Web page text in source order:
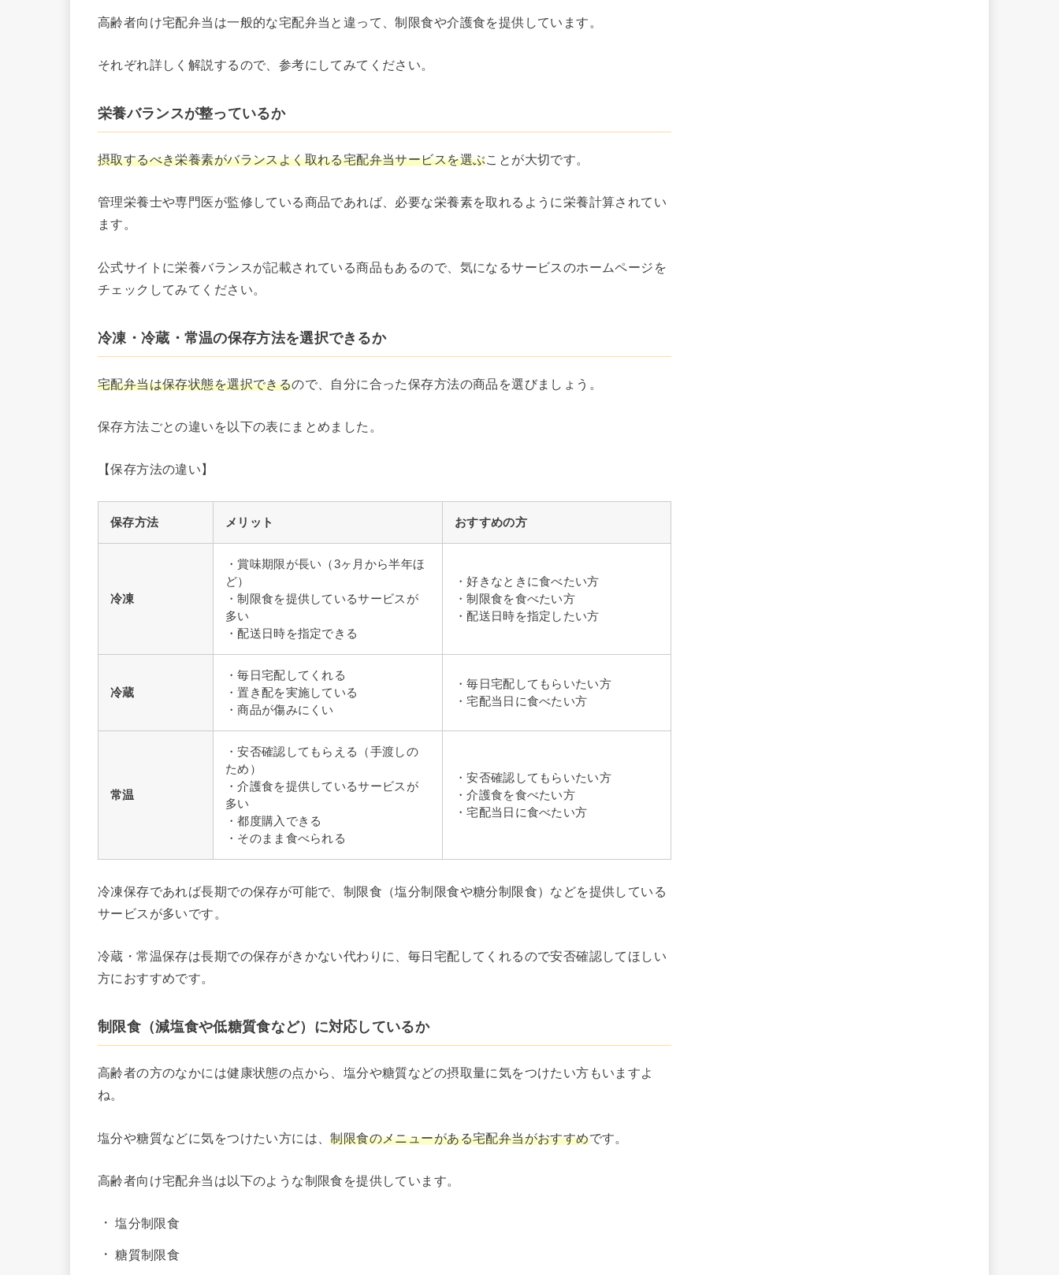
高齢者向け宅配弁当は一般的な宅配弁当と違って、制限食や介護食を提供しています。
それぞれ詳しく解説するので、参考にしてみてください。
栄養バランスが整っているか
摂取するべき栄養素がバランスよく取れる宅配弁当サービスを選ぶことが大切です。
管理栄養士や専門医が監修している商品であれば、必要な栄養素を取れるように栄養計算されてい
ます。
公式サイトに栄養バランスが記載されている商品もあるので、気になるサービスのホームページを
チェックしてみてください。
冷凍・冷蔵・常温の保存方法を選択できるか
宅配弁当は保存状態を選択できるので、自分に合った保存方法の商品を選びましょう。
保存方法ごとの違いを以下の表にまとめました。
【保存方法の違い】
保存方法 メリット おすすめの方
冷凍
・賞味期限が長い（3ヶ月から半年ほ
ど）
・制限食を提供しているサービスが
多い
・配送日時を指定できる
・好きなときに食べたい方
・制限食を食べたい方
・配送日時を指定したい方
冷蔵
・毎日宅配してくれる
・置き配を実施している
・商品が傷みにくい
・毎日宅配してもらいたい方
・宅配当日に食べたい方
常温
・安否確認してもらえる（手渡しの
ため）
・介護食を提供しているサービスが
多い
・都度購入できる
・そのまま食べられる
・安否確認してもらいたい方
・介護食を食べたい方
・宅配当日に食べたい方
冷凍保存であれば長期での保存が可能で、制限食（塩分制限食や糖分制限食）などを提供している
サービスが多いです。
冷蔵・常温保存は長期での保存がきかない代わりに、毎日宅配してくれるので安否確認してほしい
方におすすめです。
制限食（減塩食や低糖質食など）に対応しているか
高齢者の方のなかには健康状態の点から、塩分や糖質などの摂取量に気をつけたい方もいますよ
ね。
塩分や糖質などに気をつけたい方には、制限食のメニューがある宅配弁当がおすすめです。
高齢者向け宅配弁当は以下のような制限食を提供しています。
塩分制限食
糖質制限食